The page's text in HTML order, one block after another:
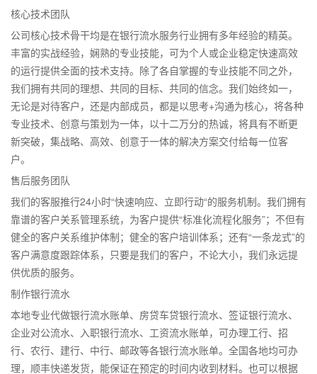
核心技术团队
公司核心技术骨干均是在银行流水服务行业拥有多年经验的精英。
丰富的实战经验，娴熟的专业技能，可为个人或企业稳定快速高效
的运行提供全面的技术支持。除了各自掌握的专业技能不同之外，
我们拥有共同的理想、共同的目标、共同的信念。我们始终如一，
无论是对待客户，还是内部成员，都是以思考+沟通为核心，将各种
专业技术、创意与策划为一体，以十二万分的热诚，将具有不断更
新突破，集战略、高效、创意于一体的解决方案交付给每一位客
户。
售后服务团队
我们的客服推行24小时“快速响应、立即行动“的服务机制。我们拥有
靠谱的客户关系管理系统，为客户提供“标准化流程化服务”；不但有
健全的客户关系维护体制；健全的客户培训体系；还有“一条龙式”的
客户满意度跟踪体系，只要是我们的客户，不论大小，我们永远提
供优质的服务。
制作银行流水
本地专业代做银行流水账单、房贷车贷银行流水、签证银行流水、
企业对公流水、入职银行流水、工资流水账单，可办理工行、招
行、农行、建行、中行、邮政等各银行流水账单。全国各地均可办
理，顺丰快递发货，能保证在预定的时间内收到材料。也可以根据